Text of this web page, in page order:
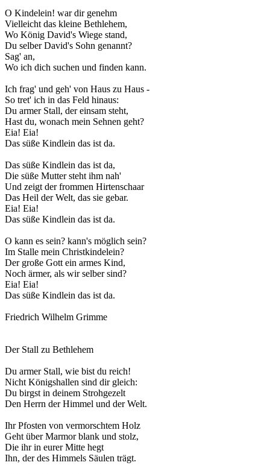
O Kindelein! war dir genehm
Vielleicht das kleine Bethlehem,
Wo König David's Wiege stand,
Du selber David's Sohn genannt?
Sag' an,
Wo ich dich suchen und finden kann.
Ich frag' und geh' von Haus zu Haus -
So tret' ich in das Feld hinaus:
Du armer Stall, der einsam steht,
Hast du, wonach mein Sehnen geht?
Eia! Eia!
Das süße Kindlein das ist da.
Das süße Kindlein das ist da,
Die süße Mutter steht ihm nah'
Und zeigt der frommen Hirtenschaar
Das Heil der Welt, das sie gebar.
Eia! Eia!
Das süße Kindlein das ist da.
O kann es sein? kann's möglich sein?
Im Stalle mein Christkindelein?
Der große Gott ein armes Kind,
Noch ärmer, als wir selber sind?
Eia! Eia!
Das süße Kindlein das ist da.
Friedrich Wilhelm Grimme
Der Stall zu Bethlehem
Du armer Stall, wie bist du reich!
Nicht Königshallen sind dir gleich:
Du birgst in deinem Strohgezelt
Den Herrn der Himmel und der Welt.
Ihr Pfosten von vermorschtem Holz
Geht über Marmor blank und stolz,
Die ihr in eurer Mitte hegt
Ihn, der des Himmels Säulen trägt.